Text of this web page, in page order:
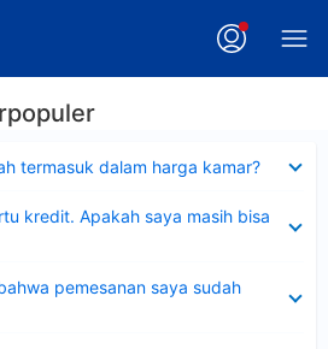
termasuk dalam harga kamar?
kredit. Apakah saya masih bisa
pemesanan saya sudah